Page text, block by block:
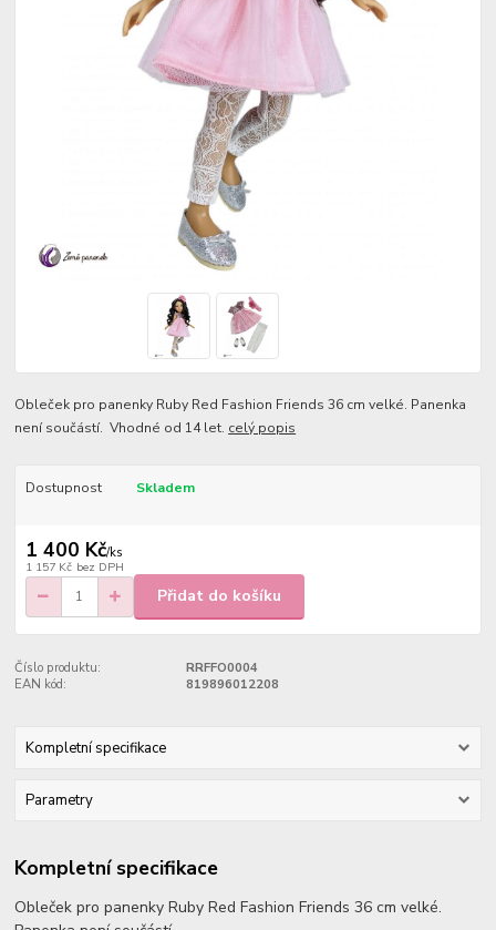
Obleček pro panenky Ruby Red Fashion Friends 36 cm velké. Panenka
není součástí. Vhodné od 14 let. celý popis
Dostupnost Skladem
1 400 Kč/ks
1 157 Kč bez DPH
Přidat do košíku
Číslo produktu:
RRFFO0004
EAN kód:
819896012208
Kompletní specifikace
Parametry
Kompletní specifikace
Obleček pro panenky Ruby Red Fashion Friends 36 cm velké.